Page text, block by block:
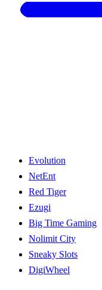
Evolution
NetEnt
Red Tiger
Ezugi
Big Time Gaming
Nolimit City
Sneaky Slots
DigiWheel